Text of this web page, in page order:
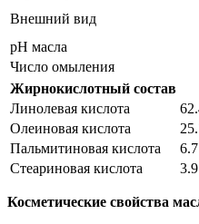
Внешний вид
рН масла
Число омыления
Жирнокислотный состав
Линолевая кислота
Олеиновая кислота
Пальмитиновая кислота
6.7
Стеариновая кислота
3.9
Косметические свойства